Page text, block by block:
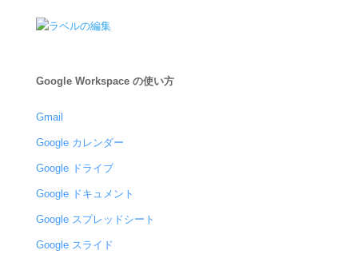
Google Workspace の使い方
Gmail
Google カレンダー
Google ドライブ
Google ドキュメント
Google スプレッドシート
Google スライド